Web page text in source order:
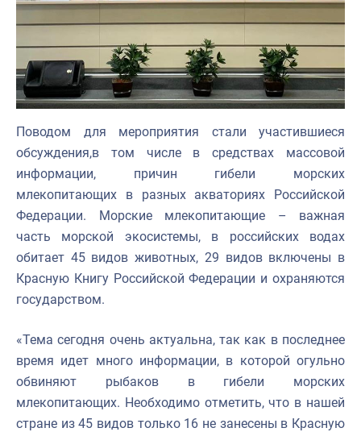
Поводом для мероприятия стали участившиеся
обсуждения,в том числе в средствах массовой
информации, причин гибели морских
млекопитающих в разных акваториях Российской
Федерации. Морские млекопитающие – важная
часть морской экосистемы, в российских водах
обитает 45 видов животных, 29 видов включены в
Красную Книгу Российской Федерации и охраняются
государством.
«Тема сегодня очень актуальна, так как в последнее
время идет много информации, в которой огульно
обвиняют рыбаков в гибели морских
млекопитающих. Необходимо отметить, что в нашей
стране из 45 видов только 16 не занесены в Красную